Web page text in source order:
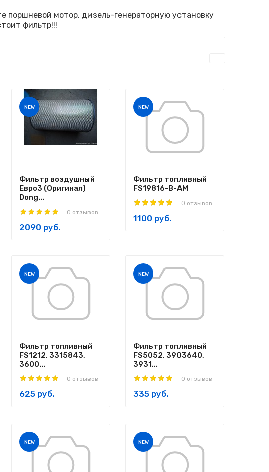
мотор, дизель-генераторную установку
фильтр!!!
NEW
Фильтр воздушный
Евро3 (Оригинал)
Dong...
0 отзывов
2090 руб.
NEW
Фильтр топливный
FS19816-B-AM
0 отзывов
1100 руб.
NEW
Фильтр топливный
FS1212, 3315843,
3600...
0 отзывов
625 руб.
NEW
Фильтр топливный
FS5052, 3903640,
3931...
0 отзывов
335 руб.
NEW NEW